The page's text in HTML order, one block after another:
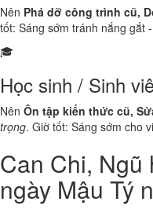
Nên Phá dỡ công trình cũ,
tốt: Sáng sớm tránh nắng gắt
🎓
Học sinh / Sinh
Nên Ôn tập kiến thức cũ,
trọng. Giờ tốt: Sáng sớm cho
Can Chi, Ngũ
ngày Mậu Tý